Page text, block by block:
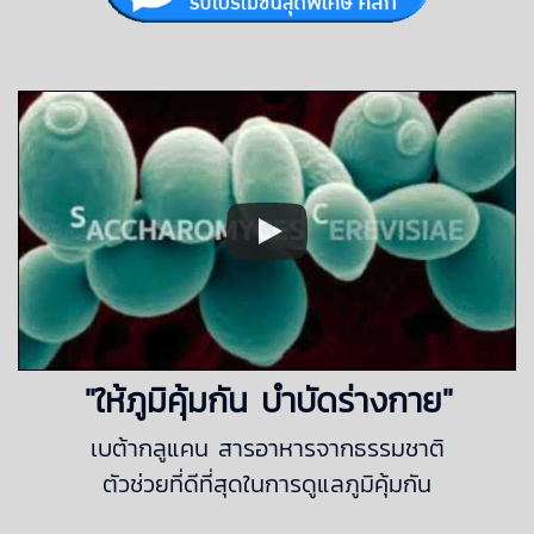
"ให้ภูมิคุ้มกัน บำบัดร่างกาย"
เบต้ากลูแคน สารอาหารจากธรรมชาติ
ตัวช่วยที่ดีที่สุดในการดูแลภูมิคุ้มกัน